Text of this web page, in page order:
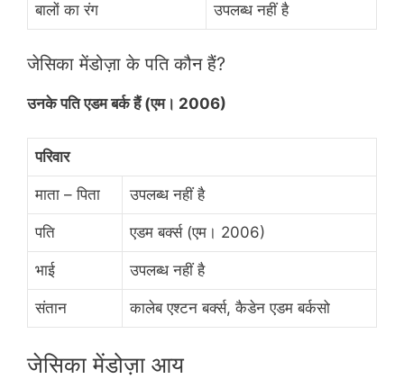
बालों का रंग उपलब्ध नहीं है
जेसिका मेंडोज़ा के पति कौन हैं?
उनके पति एडम बर्क हैं (एम। 2006)
परिवार
माता – पिता उपलब्ध नहीं है
पति एडम बर्क्स (एम। 2006)
भाई उपलब्ध नहीं है
संतान कालेब एश्टन बर्क्स, कैडेन एडम बर्कसो
जेसिका मेंडोज़ा आय